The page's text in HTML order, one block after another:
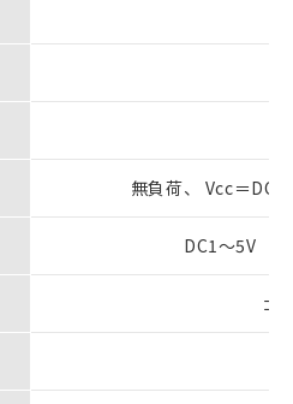
無負荷、 Vcc＝
DC1～5V（